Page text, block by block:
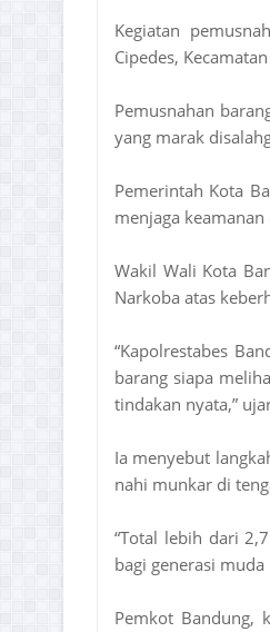
Kegiatan
Cipedes,
Pemusnahan
yang marak
Pemerintah Kota
menjaga
Wakil Wali Kota
Narkoba atas
“Kapolrestabes
barang siapa
tindakan nyata,”
Ia menyebut
nahi munkar di
“Total lebih dari
bagi generasi
Pemkot Bandung,